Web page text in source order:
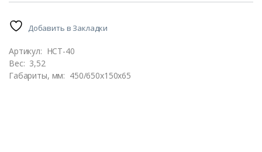
Добавить в Закладки
Артикул: НСТ-40
Вес: 3,52
Габариты, мм: 450/650х150х65